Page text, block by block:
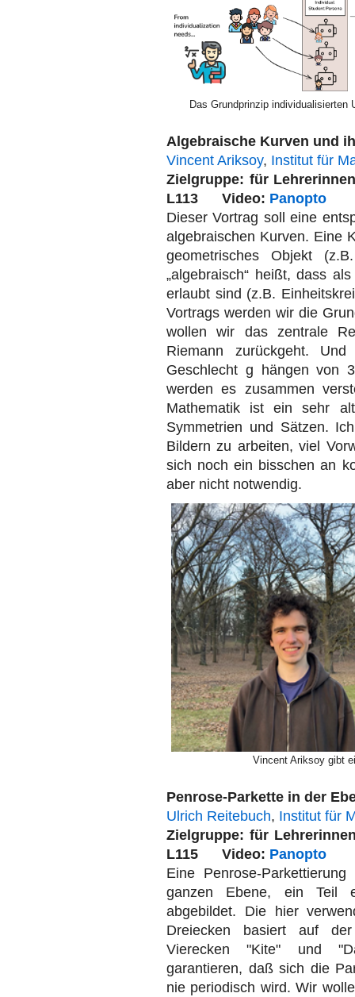
Das Grundprinzip
Algebraische Kurven und
Vincent Ariksoy, Institut für
Zielgruppe: für
L113 Video: Panopto
Dieser Vortrag soll eine
algebraischen Kurven. Eine
geometrisches Objekt
„algebraisch“ heißt, dass
erlaubt sind (z.B.
Vortrags werden wir die
wollen wir das zentrale
Riemann zurückgeht.
Geschlecht g hängen von
werden es zusammen
Mathematik ist ein sehr
Symmetrien und Sätzen.
Bildern zu arbeiten, viel
sich noch ein bisschen an
aber nicht notwendig.
Vincent Ariksoy gibt
Penrose-Parkette in der
Ulrich Reitebuch, Institut für
Zielgruppe: für
L115 Video: Panopto
Eine Penrose-
ganzen Ebene, ein Teil
abgebildet. Die hier
Dreiecken basiert auf
Vierecken "Kite" und
garantieren, daß sich die
nie periodisch wird. Wir